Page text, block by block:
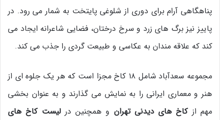
پناهگاهی آرام برای دوری از شلوغی پایتخت به شمار می رود. در
پاییز نیز برگ های زرد و سرخ درختان، فضایی شاعرانه ایجاد می
کند که علاقه مندان به عکاسی و طبیعت گردی را جذب می کند.
مجموعه سعدآباد شامل ۱۸ کاخ مجزا است که هر یک جلوه ای از
هنر و معماری ایرانی را به نمایش می گذارند و به عنوان بخشی
مهم ازکاخ های دیدنی تهران و همچنین درلیست کاخ های